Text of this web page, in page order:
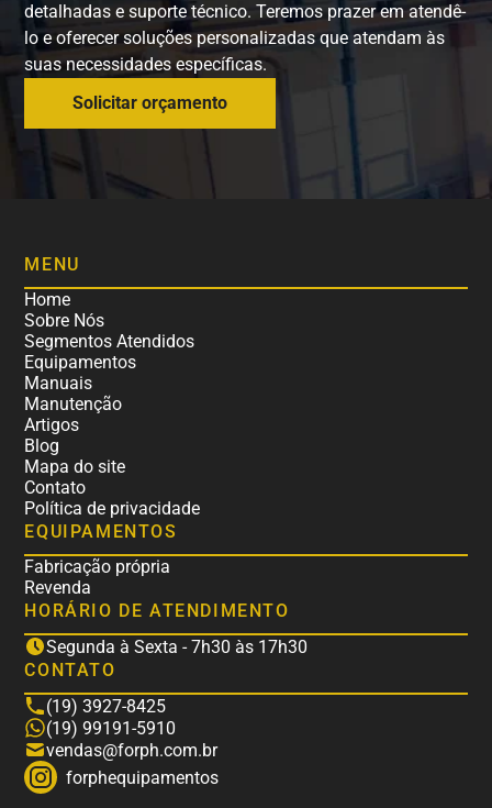
detalhadas e suporte técnico. Teremos prazer em atendê-
lo e oferecer soluções personalizadas que atendam às
suas necessidades específicas.
Solicitar orçamento
MENU
Home
Sobre Nós
Segmentos Atendidos
Equipamentos
Manuais
Manutenção
Artigos
Blog
Mapa do site
Contato
Política de privacidade
EQUIPAMENTOS
Fabricação própria
Revenda
HORÁRIO DE ATENDIMENTO
Segunda à Sexta - 7h30 às 17h30
CONTATO
(19) 3927-8425
(19) 99191-5910
vendas@forph.com.br
forphequipamentos